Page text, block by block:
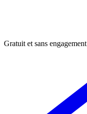
Gratuit et sans engagement